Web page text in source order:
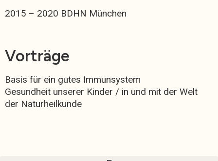
2015 – 2020 BDHN München
Vorträge
Basis für ein gutes Immunsystem
Gesundheit unserer Kinder / in und mit der Welt
der Naturheilkunde